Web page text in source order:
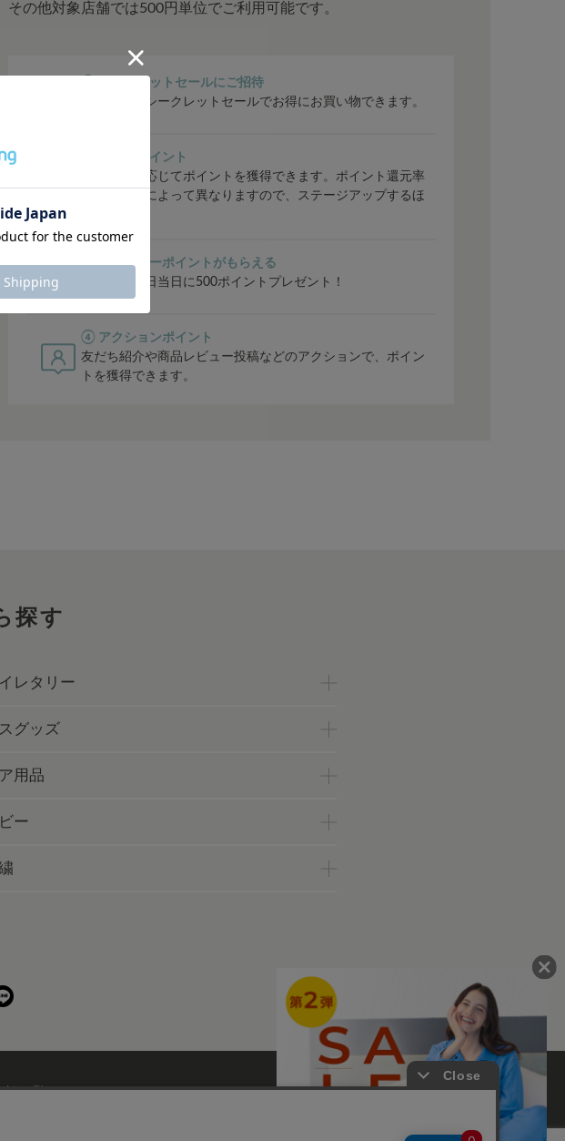
その他対象店舗では500円単位でご利用可能です。
① シークレットセールにご招待
会員限定のシークレットセールでお得にお買い物できます。
② ご購入ポイント
購入金額に応じてポイントを獲得できます。ポイント還元率
はステージによって異なりますので、ステージアップするほ
③ バースデーポイントがもらえる
毎年お誕生日当日に500ポイントプレゼント！
④ アクションポイント
友だち紹介や商品レビュー投稿などのアクションで、ポイン
トを獲得できます。
探す
イレタリー
グッズ
用品
ー
舗一覧 UCHINOファンコミュニティー